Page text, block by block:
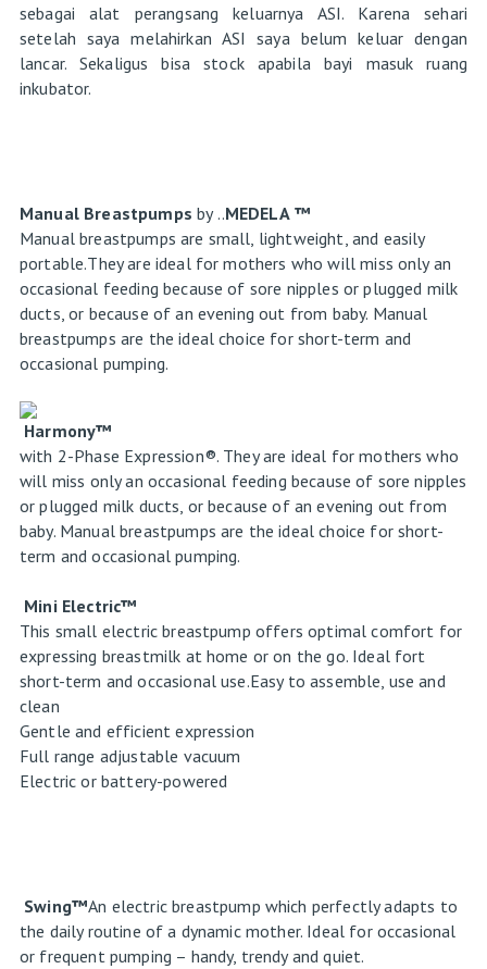
sebagai alat perangsang keluarnya ASI. Karena sehari
setelah saya melahirkan ASI saya belum keluar dengan
lancar. Sekaligus bisa stock apabila bayi masuk ruang
inkubator.
Manual Breastpumps by ..MEDELA ™
Manual breastpumps are small, lightweight, and easily
portable.They are ideal for mothers who will miss only an
occasional feeding because of sore nipples or plugged milk
ducts, or because of an evening out from baby. Manual
breastpumps are the ideal choice for short-term and
occasional pumping.
Harmony™
with 2-Phase Expression®. They are ideal for mothers who
will miss only an occasional feeding because of sore nipples
or plugged milk ducts, or because of an evening out from
baby. Manual breastpumps are the ideal choice for short-
term and occasional pumping.
Mini Electric™
This small electric breastpump offers optimal comfort for
expressing breastmilk at home or on the go. Ideal fort
short-term and occasional use.Easy to assemble, use and
clean
Gentle and efficient expression
Full range adjustable vacuum
Electric or battery-powered
Swing™An electric breastpump which perfectly adapts to
the daily routine of a dynamic mother. Ideal for occasional
or frequent pumping – handy, trendy and quiet.